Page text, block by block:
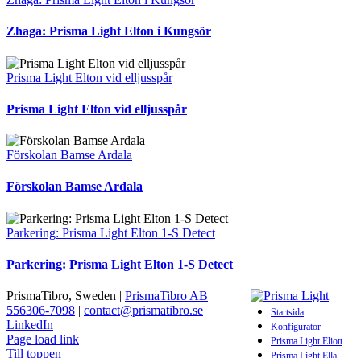
Zhaga: Prisma Light Elton i Kungsör
Prisma Light Elton vid elljusspår
Prisma Light Elton vid elljusspår
Förskolan Bamse Ardala
Förskolan Bamse Ardala
Parkering: Prisma Light Elton 1-S Detect
Parkering: Prisma Light Elton 1-S Detect
Startsida
Konfigurator
Prisma Light Eliott
PrismaTibro, Sweden | PrismaTibro AB
556306-7098 | contact@prismatibro.se
LinkedIn
Page load link
Till toppen